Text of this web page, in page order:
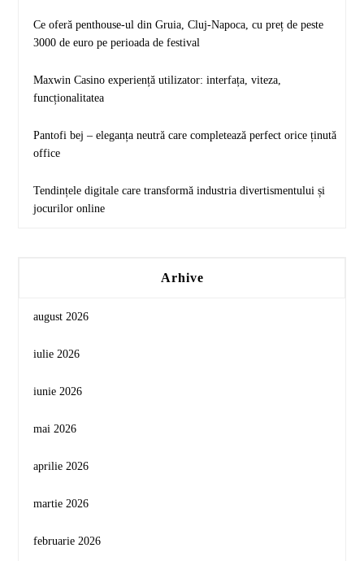
Ce oferă penthouse-ul din Gruia, Cluj-Napoca, cu preț de peste
3000 de euro pe perioada de festival
Maxwin Casino experiență utilizator: interfața, viteza,
funcționalitatea
Pantofi bej – eleganța neutră care completează perfect orice ținută
office
Tendințele digitale care transformă industria divertismentului și
jocurilor online
Arhive
august 2026
iulie 2026
iunie 2026
mai 2026
aprilie 2026
martie 2026
februarie 2026